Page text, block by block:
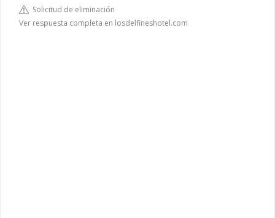
Solicitud de eliminación
Ver respuesta completa en losdelfineshotel.com